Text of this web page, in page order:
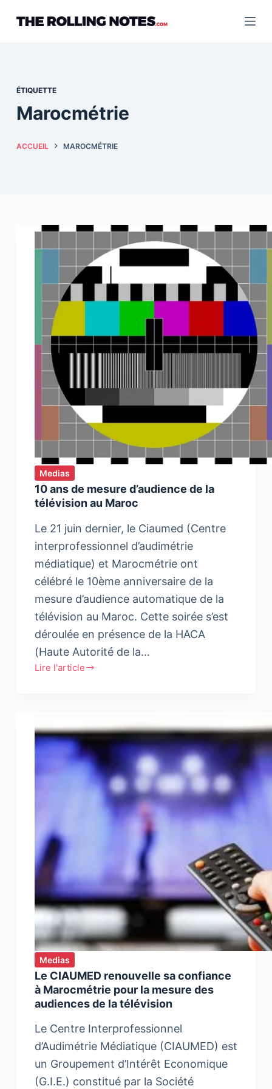
ÉTIQUETTE
Marocmétrie
ACCUEIL MAROCMÉTRIE
Medias
10 ans de mesure d’audience de la
télévision au Maroc
Le 21 juin dernier, le Ciaumed (Centre
interprofessionnel d’audimétrie
médiatique) et Marocmétrie ont
célébré le 10ème anniversaire de la
mesure d’audience automatique de la
télévision au Maroc. Cette soirée s’est
déroulée en présence de la HACA
(Haute Autorité de la…
Lire l'article
10
d’audience
de
télévision
Medias
Le CIAUMED renouvelle sa confiance
à Marocmétrie pour la mesure des
audiences de la télévision
Le Centre Interprofessionnel
d’Audimétrie Médiatique (CIAUMED) est
un Groupement d’Intérêt Economique
(G.I.E.) constitué par la Société